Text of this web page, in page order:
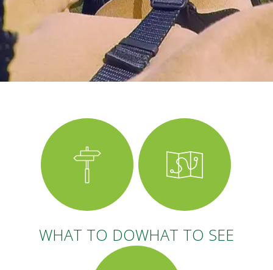
WHAT TO DOWHAT TO SEE